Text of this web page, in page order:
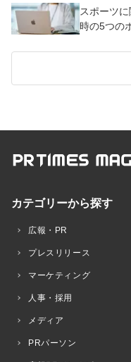
スポーツ
時の5つの
カテゴリーから探す
広報・PR
プレスリリース
マーケティング
人事・採用
メディア
PRパーソン